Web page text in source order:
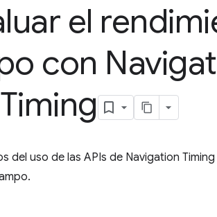
el
con
del uso de las APIs de Navigation